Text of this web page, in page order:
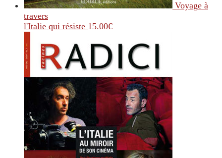
Voyage à
travers
l'Italie qui résiste 15.00€